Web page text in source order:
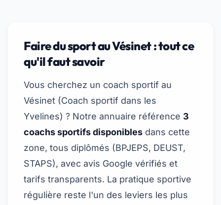
Faire du sport au Vésinet : tout ce
qu'il faut savoir
Vous cherchez un coach sportif au
Vésinet (Coach sportif dans les
Yvelines) ? Notre annuaire référence 3
coachs sportifs disponibles dans cette
zone, tous diplômés (BPJEPS, DEUST,
STAPS), avec avis Google vérifiés et
tarifs transparents. La pratique sportive
régulière reste l'un des leviers les plus